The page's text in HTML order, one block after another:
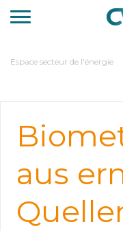
Direkt
zum
You
Espace secteur de l'énergie
aus